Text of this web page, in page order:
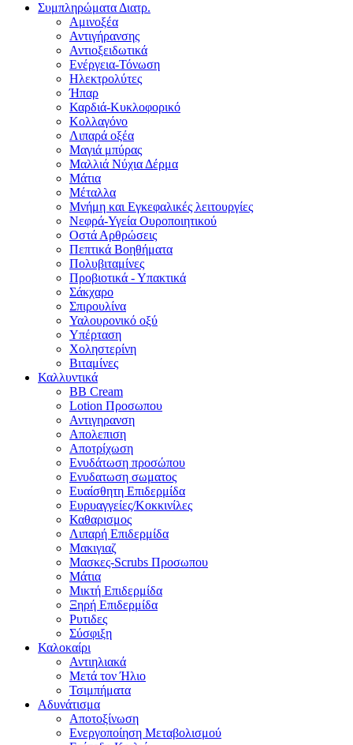
Συμπληρώματα Διατρ.
Αμινοξέα
Αντιγήρανσης
Αντιοξειδωτικά
Ενέργεια-Τόνωση
Ηλεκτρολύτες
Ήπαρ
Καρδιά-Κυκλοφορικό
Κολλαγόνο
Λιπαρά οξέα
Μαγιά μπύρας
Μαλλιά Νύχια Δέρμα
Μάτια
Μέταλλα
Μνήμη και Εγκεφαλικές λειτουργίες
Νεφρά-Υγεία Ουροποιητικού
Οστά Αρθρώσεις
Πεπτικά Βοηθήματα
Πολυβιταμίνες
Προβιοτικά - Υπακτικά
Σάκχαρο
Σπιρουλίνα
Υαλουρονικό οξύ
Υπέρταση
Χοληστερίνη
Βιταμίνες
Καλλυντικά
BB Cream
Lotion Προσωπου
Αντιγηρανση
Απολεπιση
Αποτρίχωση
Ενυδάτωση προσώπου
Ενυδατωση σωματος
Ευαίσθητη Επιδερμίδα
Ευρυαγγείες/Κοκκινίλες
Καθαρισμος
Λιπαρή Επιδερμίδα
Μακιγιαζ
Μασκες-Scrubs Προσωπου
Μάτια
Μικτή Επιδερμίδα
Ξηρή Επιδερμίδα
Ρυτιδες
Σύσφιξη
Καλοκαίρι
Αντιηλιακά
Μετά τον Ήλιο
Τσιμπήματα
Αδυνάτισμα
Αποτοξίνωση
Ενεργοποίηση Μεταβολισμού